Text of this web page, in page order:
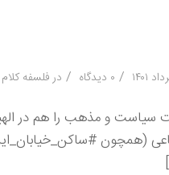
/ ۰ دیدگاه / در فلسفه کلام
و مذهب را هم در
(همچون